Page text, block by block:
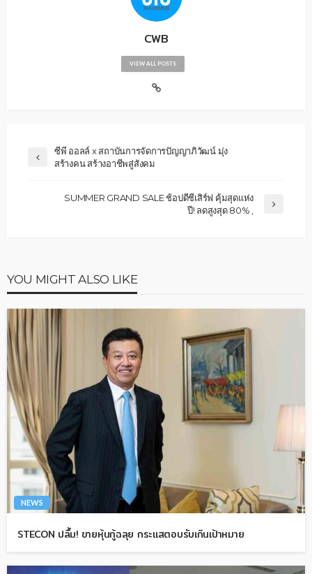
CWB
VIEW ALL POSTS
ซีพี ออลล์ x สถาบันการจัดการปัญญาภิวัฒน์ มุ่ง
สร้างคน สร้างอาชีพสู่สังคม
SUMMER GRAND SALE ช้อปดีชีเสิร์ฟ คุ้มสุดแห่ง
ปี! ลดสูงสุด 80% ,
YOU MIGHT ALSO LIKE
NEWS
STECON ปลื้ม! ขายหุ้นกู้ฉลุย กระแสตอบรับเกินเป้าหมาย